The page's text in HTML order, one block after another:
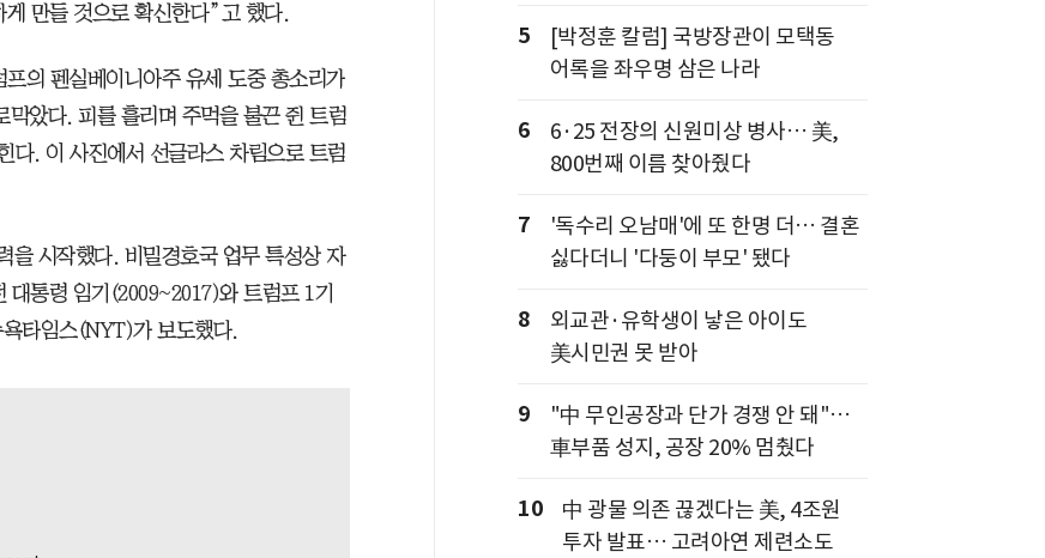
만들 것으로 확신한다”고 했다.
의 펜실베이니아주 유세 도중 총소리가
았다. 피를 흘리며 주먹을 불끈 쥔 트럼
다. 이 사진에서 선글라스 차림으로 트럼
을 시작했다. 비밀경호국 업무 특성상 자
통령 임기(2009~2017)와 트럼프 1기
타임스(NYT)가 보도했다.
5
[박정훈 칼럼] 국방장관이 모택동
어록을 좌우명 삼은 나라
6
6·25 전장의 신원미상 병사… 美,
800번째 이름 찾아줬다
7
'독수리 오남매'에 또 한명 더… 결혼
싫다더니 '다둥이 부모' 됐다
8
외교관·유학생이 낳은 아이도
美시민권 못 받아
9
"中 무인공장과 단가 경쟁 안 돼"…
車부품 성지, 공장 20% 멈췄다
10
中 광물 의존 끊겠다는 美, 4조원
투자 발표… 고려아연 제련소도